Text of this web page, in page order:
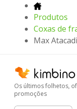
Produtos
Coxas de
Max
Os últimos folhetos,
promoções